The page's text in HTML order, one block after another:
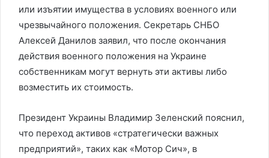
или изъятии имущества в условиях военного или
чрезвычайного положения. Секретарь СНБО
Алексей Данилов заявил, что после окончания
действия военного положения на Украине
собственникам могут вернуть эти активы либо
возместить их стоимость.
Президент Украины Владимир Зеленский пояснил,
что переход активов «стратегически важных
предприятий», таких как «Мотор Сич», в